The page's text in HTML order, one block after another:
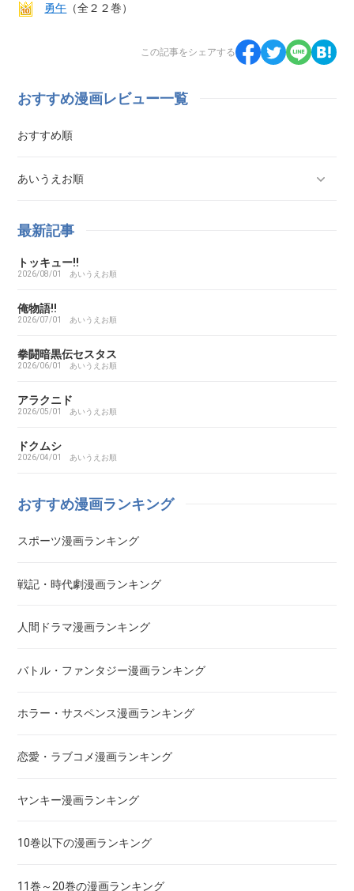
勇午 （全２２巻）
この記事をシェアする
おすすめ漫画レビュー一覧
おすすめ順
あいうえお順
ああ探偵事務所
ARMS（アームズ）
あいこら
アイシールド21
I’S（アイズ）
最新記事
トッキュー!!
2026/08/01 あいうえお順
俺物語!!
2026/07/01 あいうえお順
拳闘暗黒伝セスタス
2026/06/01 あいうえお順
アラクニド
2026/05/01 あいうえお順
ドクムシ
2026/04/01 あいうえお順
おすすめ漫画ランキング
スポーツ漫画ランキング
戦記・時代劇漫画ランキング
人間ドラマ漫画ランキング
バトル・ファンタジー漫画ランキング
ホラー・サスペンス漫画ランキング
恋愛・ラブコメ漫画ランキング
ヤンキー漫画ランキング
10巻以下の漫画ランキング
11巻～20巻の漫画ランキング